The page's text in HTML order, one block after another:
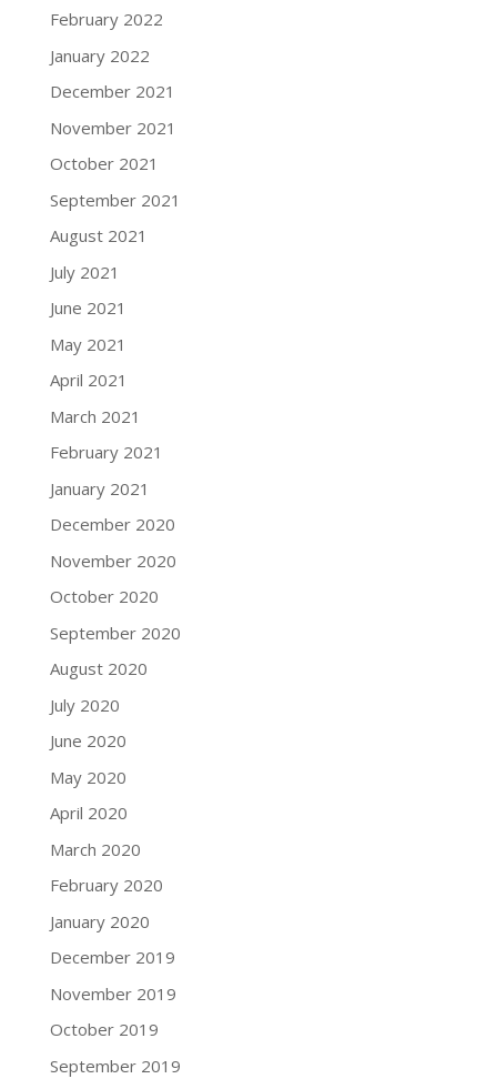
February 2022
January 2022
December 2021
November 2021
October 2021
September 2021
August 2021
July 2021
June 2021
May 2021
April 2021
March 2021
February 2021
January 2021
December 2020
November 2020
October 2020
September 2020
August 2020
July 2020
June 2020
May 2020
April 2020
March 2020
February 2020
January 2020
December 2019
November 2019
October 2019
September 2019